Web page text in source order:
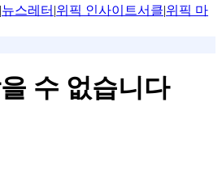
|뉴스레터 |위픽 인사이트서클|위픽 마
수 없습니다